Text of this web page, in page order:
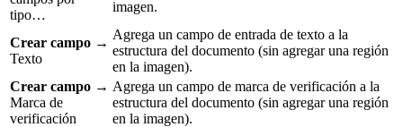
tipo…
imagen.
Crear campo →
Texto
Agrega un campo de entrada de texto a la
estructura del documento (sin agregar una región
en la imagen).
Crear campo →
Marca de
verificación
Agrega un campo de marca de verificación a la
estructura del documento (sin agregar una región
en la imagen).